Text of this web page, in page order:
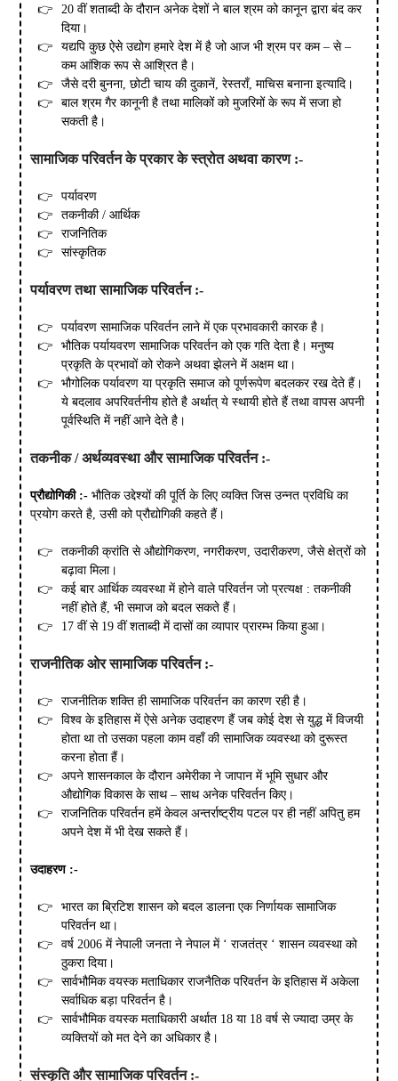
20 वीं शताब्दी के दौरान अनेक देशों ने बाल श्रम को कानून द्वारा बंद कर
दिया।
यद्यपि कुछ ऐसे उद्योग हमारे देश में है जो आज भी श्रम पर कम – से –
कम आंशिक रूप से आश्रित है।
जैसे दरी बुनना, छोटी चाय की दुकानें, रेस्तराँ, माचिस बनाना इत्यादि।
बाल श्रम गैर कानूनी है तथा मालिकों को मुजरिमों के रूप में सजा हो
सकती है।
सामाजिक परिवर्तन के प्रकार के स्त्रोत अथवा कारण:-
पर्यावरण
तकनीकी / आर्थिक
राजनितिक
सांस्कृतिक
पर्यावरण तथा सामाजिक परिवर्तन:-
पर्यावरण सामाजिक परिवर्तन लाने में एक प्रभावकारी कारक है।
भौतिक पर्यायवरण सामाजिक परिवर्तन को एक गति देता है। मनुष्य
प्रकृति के प्रभावों को रोकने अथवा झेलने में अक्षम था।
भौगोलिक पर्यावरण या प्रकृति समाज को पूर्णरूपेण बदलकर रख देते हैं।
ये बदलाव अपरिवर्तनीय होते है अर्थात् ये स्थायी होते हैं तथा वापस अपनी
पूर्वस्थिति में नहीं आने देते है।
तकनीक/अर्थव्यवस्था और सामाजिक परिवर्तन:-
प्रौद्योगिकी:- भौतिक उद्देश्यों की पूर्ति के लिए व्यक्ति जिस उन्नत प्रविधि का
प्रयोग करते है, उसी को प्रौद्योगिकी कहते हैं।
तकनीकी क्रांति से औद्योगिकरण, नगरीकरण, उदारीकरण, जैसे क्षेत्रों को
बढ़ावा मिला।
कई बार आर्थिक व्यवस्था में होने वाले परिवर्तन जो प्रत्यक्ष : तकनीकी
नहीं होते हैं, भी समाज को बदल सकते हैं।
17 वीं से 19 वीं शताब्दी में दासों का व्यापार प्रारम्भ किया हुआ।
राजनीतिक ओर सामाजिक परिवर्तन:-
राजनीतिक शक्ति ही सामाजिक परिवर्तन का कारण रही है।
विश्व के इतिहास में ऐसे अनेक उदाहरण हैं जब कोई देश से युद्ध में विजयी
होता था तो उसका पहला काम वहाँ की सामाजिक व्यवस्था को दुरूस्त
करना होता हैं।
अपने शासनकाल के दौरान अमेरीका ने जापान में भूमि सुधार और
औद्योगिक विकास के साथ – साथ अनेक परिवर्तन किए।
राजनितिक परिवर्तन हमें केवल अन्तर्राष्ट्रीय पटल पर ही नहीं अपितु हम
अपने देश में भी देख सकते हैं।
उदाहरण:-
भारत का ब्रिटिश शासन को बदल डालना एक निर्णायक सामाजिक
परिवर्तन था।
वर्ष 2006 में नेपाली जनता ने नेपाल में ‘ राजतंत्र ‘ शासन व्यवस्था को
ठुकरा दिया।
सार्वभौमिक वयस्क मताधिकार राजनैतिक परिवर्तन के इतिहास में अकेला
सर्वाधिक बड़ा परिवर्तन है।
सार्वभौमिक वयस्क मताधिकारी अर्थात 18 या 18 वर्ष से ज्यादा उम्र के
व्यक्तियों को मत देने का अधिकार है।
संस्कृति और सामाजिक परिवर्तन:-